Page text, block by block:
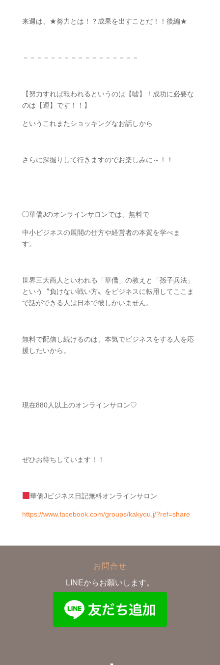
来週は、 ★努力とは！？成果を出すことだ！！後編★
－－－－－－－－－－－－－－－－－
【努力すれば報われるというのは【嘘】！成功に必要な
のは【運】です！！】
というこれまたショッキングなお話しから
さらに深掘りして行きますのでお楽しみに～！！
◯華僑Jのオンラインサロンでは、無料で
中小ビジネスの展開の仕方や経営者の本質を学べま
す。
世界三大商人といわれる「華僑」の教えと「孫子兵法」
という〝負けない戦い方〟をビジネスに転用してここま
で話ができる人は日本で彼しかいません。
無料で配信し続けるのは、本気でビジネスをする人を応
援したいから。
現在880人以上のオンラインサロン♡
ぜひお待ちしています！！
華僑Jビジネス日記無料オンラインサロン
https://www.facebook.com/groups/kakyou.j/?ref=share
お問合せ
LINEからお願いします。